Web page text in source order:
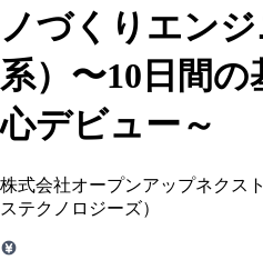
ノづくりエン
系）〜10日間
心デビュー～
株式会社オープンアップネクス
ステクノロジーズ）